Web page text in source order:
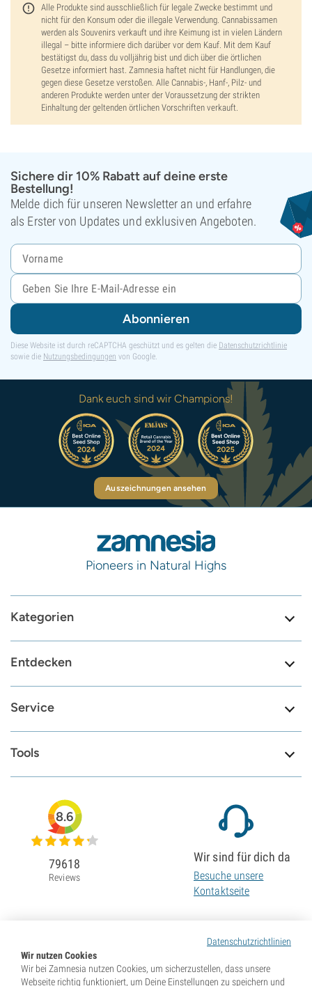
Alle Produkte sind ausschließlich für legale Zwecke bestimmt und
nicht für den Konsum oder die illegale Verwendung. Cannabissamen
werden als Souvenirs verkauft und ihre Keimung ist in vielen Ländern
illegal – bitte informiere dich darüber vor dem Kauf. Mit dem Kauf
bestätigst du, dass du volljährig bist und dich über die örtlichen
Gesetze informiert hast. Zamnesia haftet nicht für Handlungen, die
gegen diese Gesetze verstoßen. Alle Cannabis-, Hanf-, Pilz- und
anderen Produkte werden unter der Voraussetzung der strikten
Einhaltung der geltenden örtlichen Vorschriften verkauft.
Sichere dir 10% Rabatt auf deine erste
Bestellung!
Melde dich für unseren Newsletter an und erfahre
als Erster von Updates und exklusiven Angeboten.
Abonnieren
Diese Website ist durch reCAPTCHA geschützt und es gelten die Datenschutzrichtlinie
sowie die Nutzungsbedingungen von Google.
Dank euch sind wir Champions!
Auszeichnungen ansehen
Pioneers in Natural Highs
Kategorien
Entdecken
Service
Tools
Datenschutzrichtlinien
Wir nutzen Cookies
Wir bei Zamnesia nutzen Cookies, um sicherzustellen, dass unsere
Webseite richtig funktioniert, um Deine Einstellungen zu speichern und
8.6
79618
Reviews
Wir sind für dich da
Besuche unsere
Kontaktseite